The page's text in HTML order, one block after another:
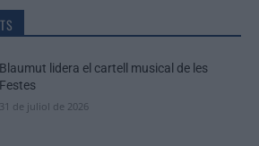
Blaumut lidera el cartell musical de les
Festes
31 de juliol de 2026